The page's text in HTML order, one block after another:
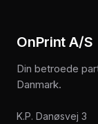
OnPrint A/S
Din betroede
Danmark.
K.P. Danøsvej 3